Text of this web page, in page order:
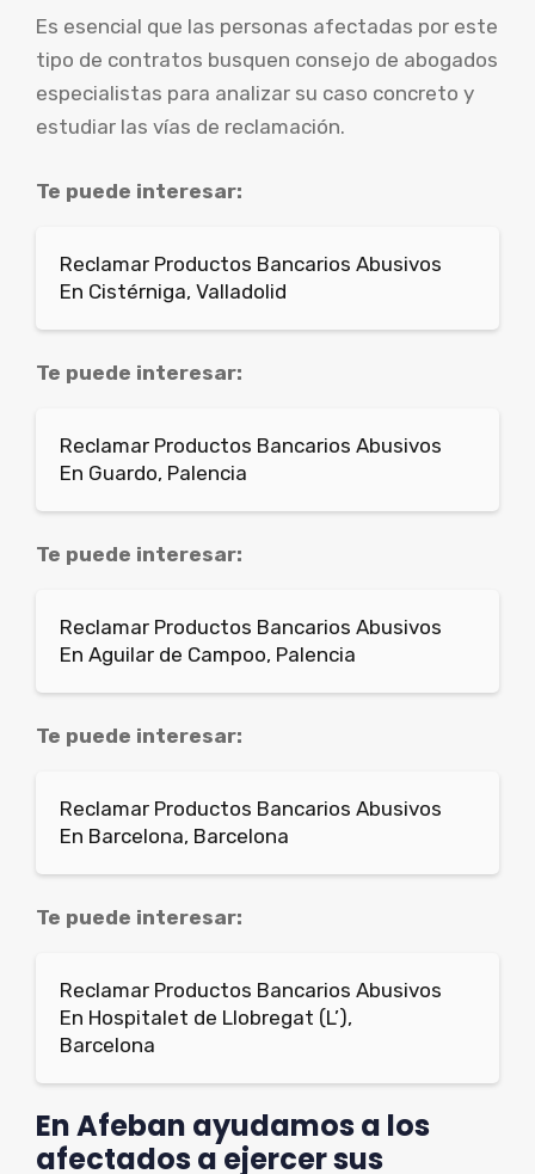
Es esencial que las personas afectadas por este
tipo de contratos busquen consejo de abogados
especialistas para analizar su caso concreto y
estudiar las vías de reclamación.
Te puede interesar:
Reclamar Productos Bancarios Abusivos
En Cistérniga, Valladolid
Te puede interesar:
Reclamar Productos Bancarios Abusivos
En Guardo, Palencia
Te puede interesar:
Reclamar Productos Bancarios Abusivos
En Aguilar de Campoo, Palencia
Te puede interesar:
Reclamar Productos Bancarios Abusivos
En Barcelona, Barcelona
Te puede interesar:
Reclamar Productos Bancarios Abusivos
En Hospitalet de Llobregat (L’),
Barcelona
En Afeban ayudamos a los
afectados a ejercer sus